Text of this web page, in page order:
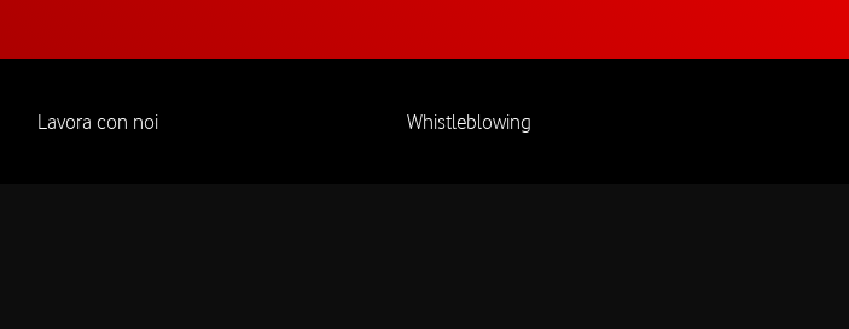
Lavora con noi Whistleblowing